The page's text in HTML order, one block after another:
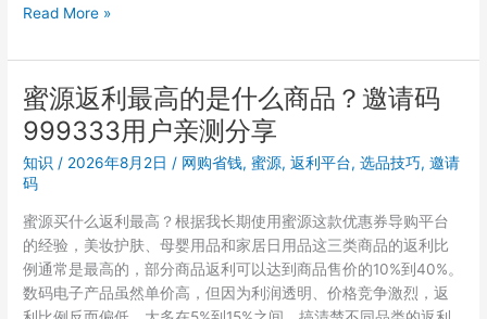
7625568
值
不
值
买
妈
妈
邀
请
码
7625568
云
发
单：
2026
Read More »
蜜源返利最高的是什么商品？邀请码
999333用户亲测分享
知识 / 2026年8月2日 / 网购省钱,蜜源,返利平台,选品技巧,邀请
码
蜜源买什么返利最高？根据我长期使用蜜源这款优惠券导购平台
的经验，美妆护肤、母婴用品和家居日用品这三类商品的返利比
例通常是最高的，部分商品返利可以达到商品售价的10%到40%。
数码电子产品虽然单价高，但因为利润透明、价格竞争激烈，返